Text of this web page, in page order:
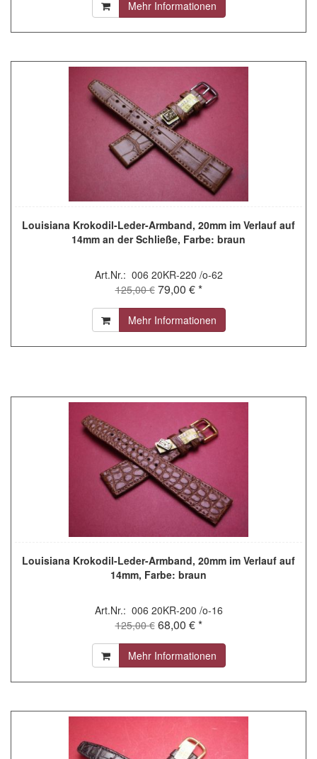
Mehr Informationen
Louisiana Krokodil-Leder-Armband, 20mm im Verlauf auf
14mm an der Schließe, Farbe: braun
Art.Nr.: 006 20KR-220 /o-62
125,00 € 79,00 € *
Mehr Informationen
Louisiana Krokodil-Leder-Armband, 20mm im Verlauf auf
14mm, Farbe: braun
Art.Nr.: 006 20KR-200 /o-16
125,00 € 68,00 € *
Mehr Informationen